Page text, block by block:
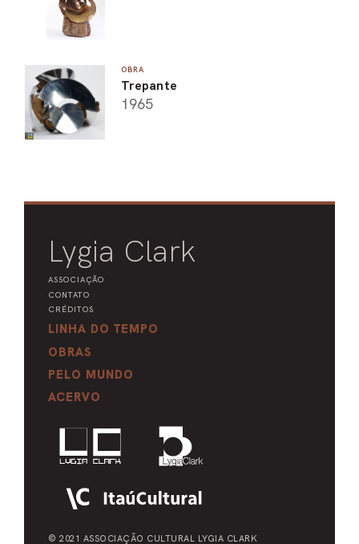
OBRA
Trepante
1965
Lygia Clark
ASSOCIAÇÃO
CONTATO
CRÉDITOS
LINHA DO TEMPO
OBRAS
PELO MUNDO
ACERVO
© 2021 ASSOCIAÇÃO CULTURAL LYGIA CLARK